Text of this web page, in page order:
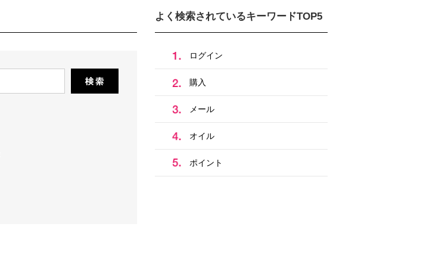
よく検索されているキーワードTOP5
ログイン
購入
メール
オイル
ポイント